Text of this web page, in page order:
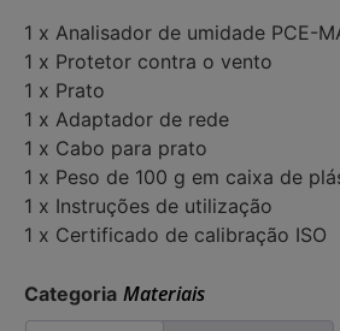
1 x Analisador de umidade PCE-
1 x Protetor contra o vento
1 x Prato
1 x Adaptador de rede
1 x Cabo para prato
1 x Peso de 100 g em caixa de
1 x Instruções de utilização
1 x Certificado de calibração ISO
Categoria Materiais